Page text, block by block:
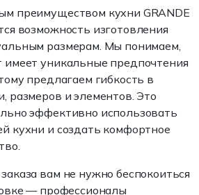
преимуществом кухни GRANDE
возможность изготовления
размерам. Мы понимаем,
уникальные предпочтения
предлагаем гибкость в
размеров и элементов. Это
эффективно использовать
кухни и создать комфортное
вам не нужно беспокоиться
— профессионалы